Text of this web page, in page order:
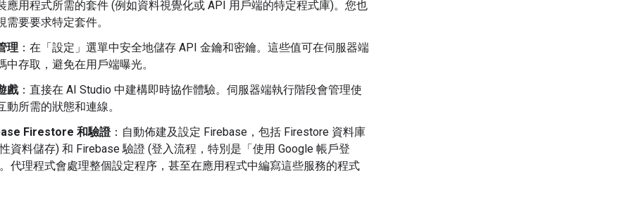
應用程式所需的套件 (例如資料視覺化或 API 用戶端的特定程式庫)。您也
需要要求特定套件。
理 ：在「設定」 選單中安全地儲存 API 金鑰和密鑰。這些值可在伺服器端
中存取，避免在用戶端曝光。
戲：直接在 AI Studio 中建構即時協作體驗。伺服器端執行階段會管理使
動所需的狀態和連線。
Firestore 和驗證：自動佈建及設定 Firebase，包括 Firestore 資料庫
資料儲存) 和 Firebase 驗證 (登入流程，特別是「使用 Google 帳戶登
代理程式會處理整個設定程序，甚至在應用程式中編寫這些服務的程式